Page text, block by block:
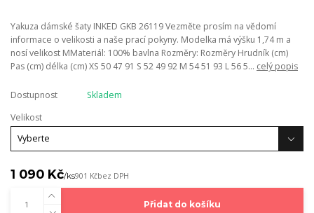
Yakuza dámské šaty INKED GKB 26119 Vezměte prosím na vědomí
informace o velikosti a naše prací pokyny. Modelka má výšku 1,74 m a
nosí velikost MMateriál: 100% bavlna Rozměry: Rozměry Hrudník (cm)
Pas (cm) délka (cm) XS 50 47 91 S 52 49 92 M 54 51 93 L 56 5... celý popis
Dostupnost
Skladem
Velikost
1 090 Kč/ks901 Kčbez DPH
Přidat do košíku